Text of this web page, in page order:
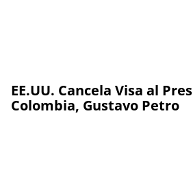
EE.UU. Cancela Visa al
Colombia, Gustavo Petro